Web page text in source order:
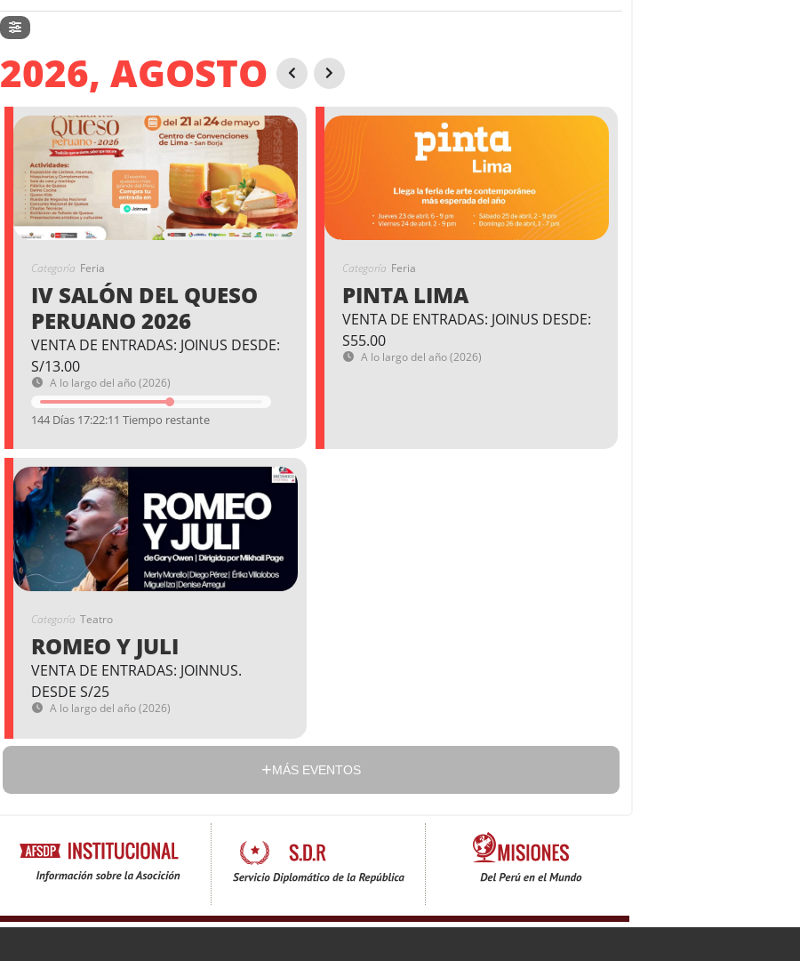
2026, AGOSTO
Categoría Feria
IV SALÓN DEL QUESO
PERUANO 2026
VENTA DE ENTRADAS: JOINUS DESDE:
S/13.00
A lo largo del año (2026)
144 Días 17:22:11 Tiempo restante
Categoría Feria
PINTA LIMA
VENTA DE ENTRADAS: JOINUS DESDE:
S55.00
A lo largo del año (2026)
Categoría Teatro
ROMEO Y JULI
VENTA DE ENTRADAS: JOINNUS.
DESDE S/25
A lo largo del año (2026)
MÁS EVENTOS